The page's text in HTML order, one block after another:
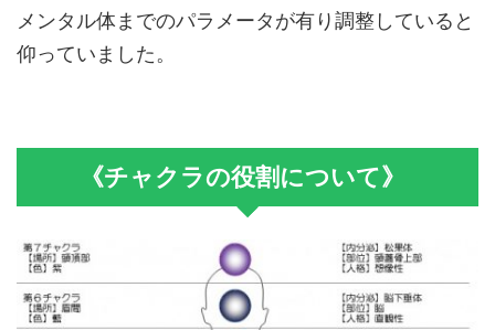
メンタル体までのパラメータが有り調整していると
仰っていました。
《チャクラの役割について》